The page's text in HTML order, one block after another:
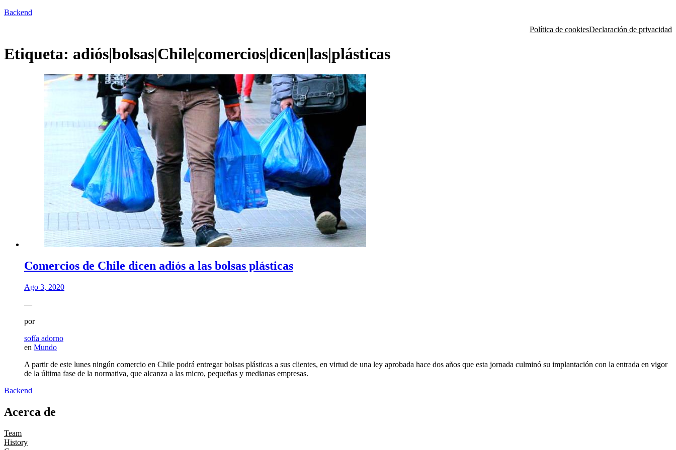
Backend
Política de cookiesDeclaración de privacidad
Etiqueta: adiós|bolsas|Chile|comercios|dicen|las|plásticas
Comercios de Chile dicen adiós a las bolsas plásticas
Ago 3, 2020
—
por
sofía adorno
en Mundo
A partir de este lunes ningún comercio en Chile podrá entregar bolsas plásticas a sus clientes, en virtud de una ley aprobada hace dos años que esta jornada culminó su implantación con la entrada en vigor
de la última fase de la normativa, que alcanza a las micro, pequeñas y medianas empresas.
Backend
Acerca de
Team
History